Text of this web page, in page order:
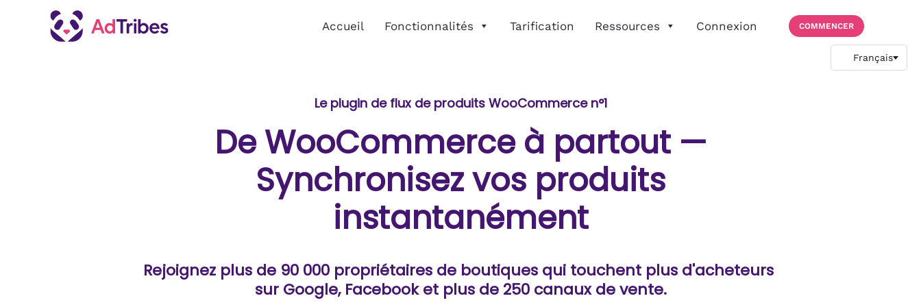
Accueil Fonctionnalités Tarification Ressources Connexion COMMENCER
Le plugin de flux de produits WooCommerce n°1
De WooCommerce à partout —
Synchronisez vos produits
instantanément
Rejoignez plus de 90 000 propriétaires de boutiques qui touchent plus d'acheteurs
sur Google, Facebook et plus de 250 canaux de vente.